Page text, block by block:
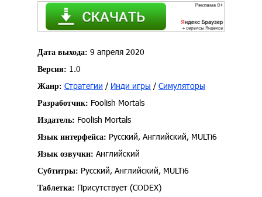
Дата выхода: 9 апреля 2020
Версия: 1.0
Жанр: Стратегии / Инди игры / Симуляторы
Разработчик: Foolish Mortals
Издатель: Foolish Mortals
Язык интерфейса: Русский, Английский, MULTi6
Язык озвучки: Английский
Субтитры: Русский, Английский, MULTi6
Таблетка: Присутствует (CODEX)